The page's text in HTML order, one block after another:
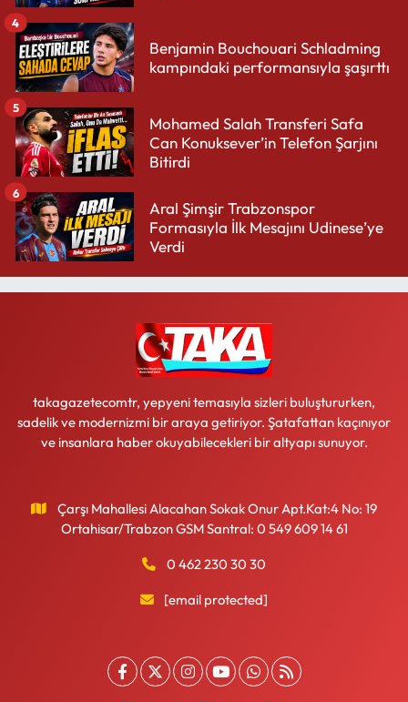
Benjamin Bouchouari Schladming
kampındaki performansıyla şaşırttı
4
Mohamed Salah Transferi Safa
Can Konuksever’in Telefon Şarjını
Bitirdi
5
Aral Şimşir Trabzonspor
Formasıyla İlk Mesajını Udinese’ye
Verdi
6
takagazetecomtr, yepyeni temasıyla sizleri buluştururken,
sadelik ve modernizmi bir araya getiriyor. Şatafattan kaçınıyor
ve insanlara haber okuyabilecekleri bir altyapı sunuyor.
Çarşı Mahallesi Alacahan Sokak Onur Apt.Kat:4 No: 19
Ortahisar/Trabzon GSM Santral: 0 549 609 14 61
0 462 230 30 30
[email protected]